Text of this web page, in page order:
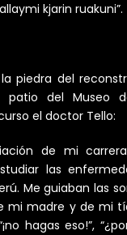
kjarin ruakuni”.
piedra del
patio del Museo
el doctor Tello:
de mi
las
Me guiaban las
mi madre y de mi
hagas eso!”,